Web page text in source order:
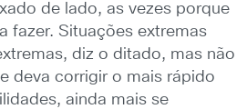
de lado, as vezes porque
fazer. Situações extremas
diz o ditado, mas não
deva corrigir o mais rápido
ainda mais se